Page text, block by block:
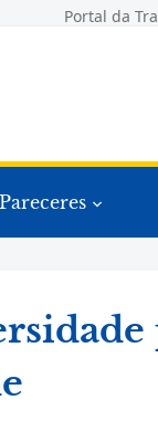
Portal da
Pareceres